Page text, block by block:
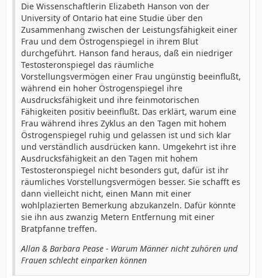
Die Wissenschaftlerin Elizabeth Hanson von der
University of Ontario hat eine Studie über den
Zusammenhang zwischen der Leistungsfähigkeit einer
Frau und dem Östrogenspiegel in ihrem Blut
durchgeführt. Hanson fand heraus, daß ein niedriger
Testosteronspiegel das räumliche
Vorstellungsvermögen einer Frau ungünstig beeinflußt,
während ein hoher Östrogenspiegel ihre
Ausdrucksfähigkeit und ihre feinmotorischen
Fähigkeiten positiv beeinflußt. Das erklärt, warum eine
Frau während ihres Zyklus an den Tagen mit hohem
Östrogenspiegel ruhig und gelassen ist und sich klar
und verständlich ausdrücken kann. Umgekehrt ist ihre
Ausdrucksfähigkeit an den Tagen mit hohem
Testosteronspiegel nicht besonders gut, dafür ist ihr
räumliches Vorstellungsvermögen besser. Sie schafft es
dann vielleicht nicht, einen Mann mit einer
wohlplazierten Bemerkung abzukanzeln. Dafür könnte
sie ihn aus zwanzig Metern Entfernung mit einer
Bratpfanne treffen.
Allan & Barbara Pease - Warum Männer nicht zuhören und
Frauen schlecht einparken können